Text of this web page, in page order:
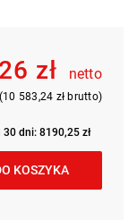
zł netto
(10 583,24 zł brutto)
dni: 8190,25 zł
KOSZYKA